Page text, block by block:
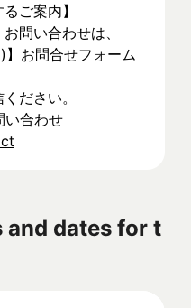
ご案内】
問い合わせは、
お問合せフォーム
ださい。
合わせ
dates for t